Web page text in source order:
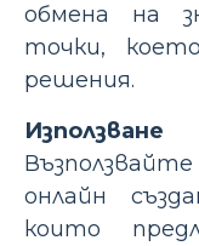
обмена на
точки,
решения.
онлайн
които